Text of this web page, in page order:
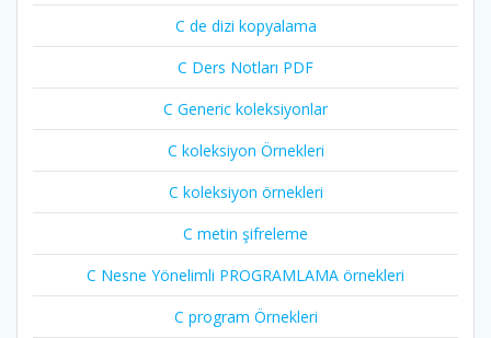
C de dizi kopyalama
C Ders Notları PDF
C Generic koleksiyonlar
C koleksiyon Örnekleri
C koleksiyon örnekleri
C metin şifreleme
C Nesne Yönelimli PROGRAMLAMA örnekleri
C program Örnekleri